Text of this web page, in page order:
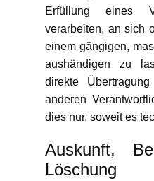
Erfüllung eines
verarbeiten, an sich
einem gängigen,
aushändigen zu
direkte
anderen
dies nur, soweit es
Auskunft,
Löschung